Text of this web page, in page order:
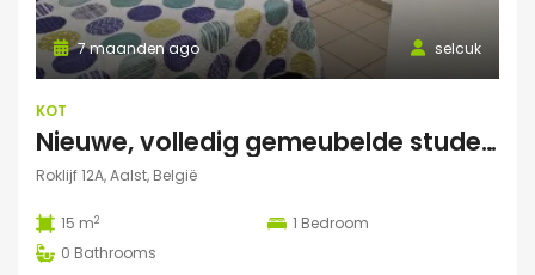
selcuk
7 maanden ago
KOT
Nieuwe, volledig gemeubelde studentenkamers – All-in – €550/maand
Roklijf 12A, Aalst, België
15 m2 1 Bedroom
0 Bathrooms